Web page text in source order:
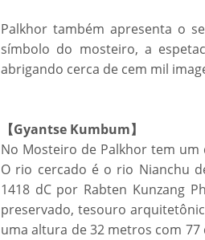
Palkhor também apresenta o
símbolo do mosteiro, a
abrigando cerca de cem mil
【Gyantse Kumbum】
No Mosteiro de Palkhor tem um
O rio cercado é o rio Nianchu
1418 dC por Rabten Kunzang
preservado, tesouro
uma altura de 32 metros com